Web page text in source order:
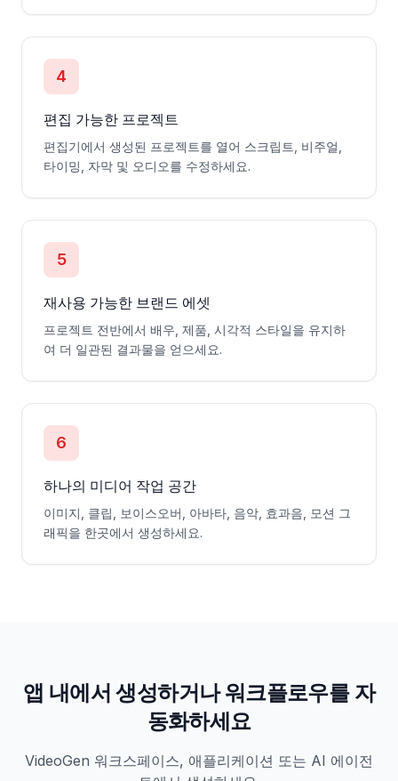
4
편집 가능한 프로젝트
편집기에서 생성된 프로젝트를 열어 스크립트, 비주얼,
타이밍, 자막 및 오디오를 수정하세요.
5
재사용 가능한 브랜드 에셋
프로젝트 전반에서 배우, 제품, 시각적 스타일을 유지하
여 더 일관된 결과물을 얻으세요.
6
하나의 미디어 작업 공간
이미지, 클립, 보이스오버, 아바타, 음악, 효과음, 모션 그
래픽을 한곳에서 생성하세요.
앱 내에서 생성하거나 워크플로우를 자
동화하세요
VideoGen 워크스페이스, 애플리케이션 또는 AI 에이전